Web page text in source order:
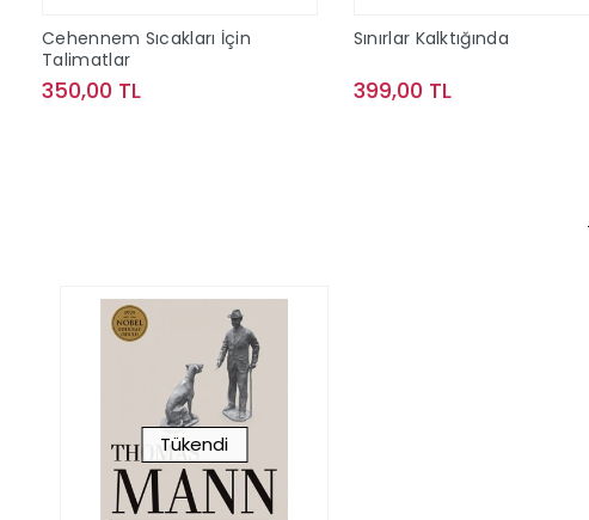
Cehennem Sıcakları İçin
Talimatlar
350,00 TL
Sınırlar Kalktığında
399,00 TL
Tükendi